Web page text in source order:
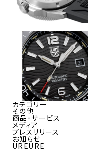
カテゴリー
その他
商品・サービス
メディア
プレスリリース
お知らせ
UREURE